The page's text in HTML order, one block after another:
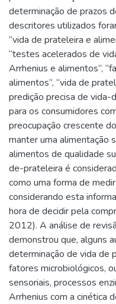
determinação de prazos
descritores utilizados
“vida de prateleira e
“testes acelerados de
Arrhenius e alimentos”,
alimentos”, “vida de
predição precisa de
para os consumidores
preocupação crescente
manter uma alimentação
alimentos de qualidade
de-prateleira é
como uma forma de
considerando esta
hora de decidir pela
2012). A análise de
demonstrou que, alguns
determinação de vida de
fatores microbiológicos,
sensoriais, processos
Arrhenius com a cinética